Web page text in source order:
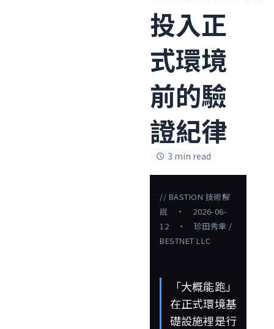
投入正
式環境
前的驗
證紀律
3 min read
// BASTION 技術解
說 ・ 2026-06-
12 ・ 珍田秀幸 /
BESTNET LLC
「大概能跑」
在正式環境基
礎設施裡是行